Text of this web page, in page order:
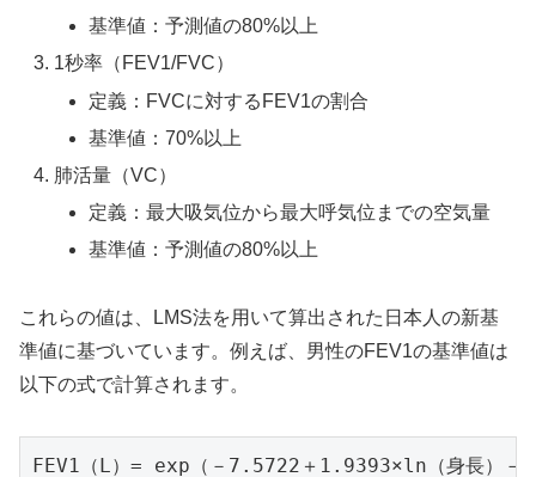
基準値：予測値の80%以上
1秒率（FEV1/FVC）
定義：FVCに対するFEV1の割合
基準値：70%以上
肺活量（VC）
定義：最大吸気位から最大呼気位までの空気量
基準値：予測値の80%以上
これらの値は、LMS法を用いて算出された日本人の新基
準値に基づいています。例えば、男性のFEV1の基準値は
以下の式で計算されます。